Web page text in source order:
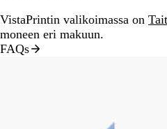
VistaPrintin valikoimassa on
moneen eri makuun.
FAQs